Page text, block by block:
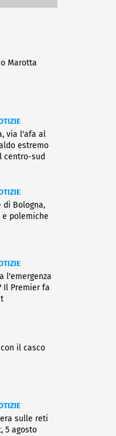
Marotta
via l'afa al
estremo
centro-sud
di Bologna,
e polemiche
l'emergenza
Il Premier fa
il casco
sulle reti
5 agosto